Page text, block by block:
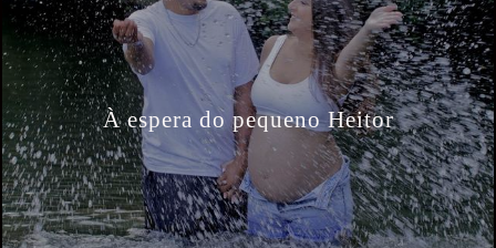
À espera do pequeno Heitor